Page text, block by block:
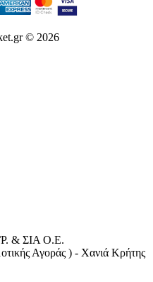
© 2026
& ΣΙΑ Ο.Ε.
Αγοράς ) - Χανιά Κρήτης